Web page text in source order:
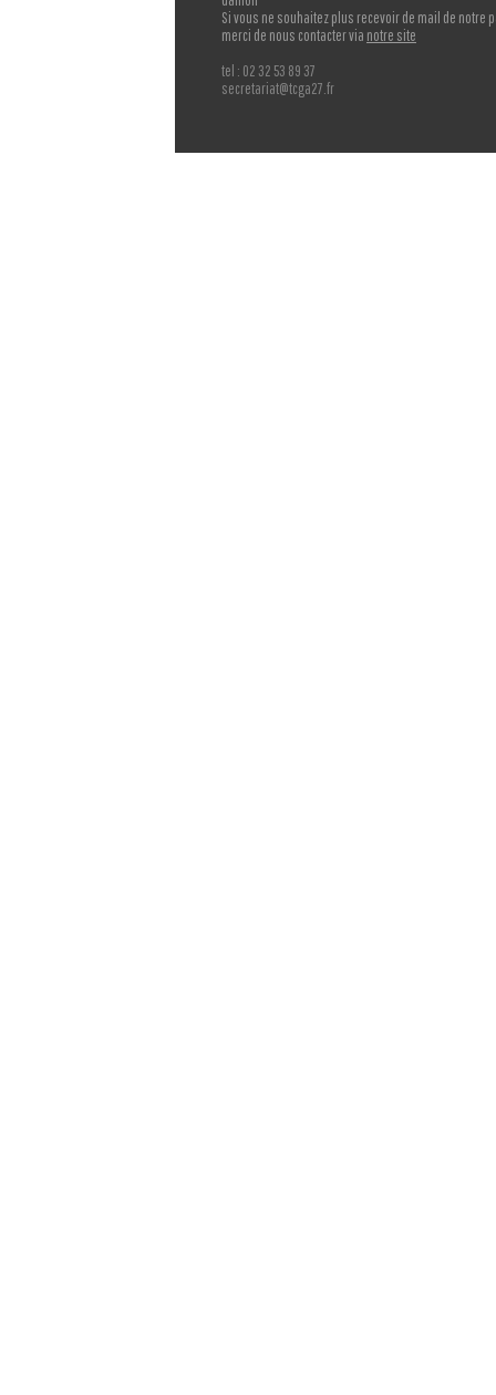
Si vous ne souhaitez plus recevoir de mail de notre
merci de nous contacter via notre site
tel : 02 32 53 89 37
secretariat@tcga27.fr